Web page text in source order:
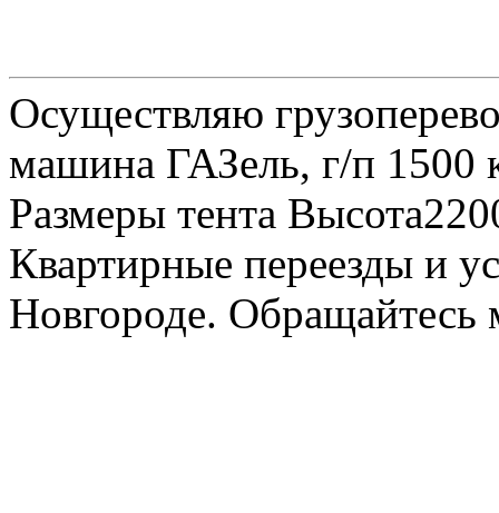
Осуществляю
машина ГАЗель, г/п 1500
Размеры тента
Квартирные переезды и
Новгороде.